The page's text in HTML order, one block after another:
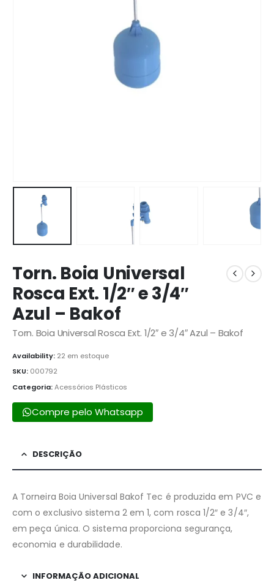
Torn. Boia Universal
Rosca Ext. 1/2″ e 3/4″
Azul – Bakof
Torn. Boia Universal Rosca Ext. 1/2″ e 3/4″ Azul – Bakof
Availability: 22 em estoque
SKU: 000792
Categoria:Acessórios Plásticos
Compre pelo Whatsapp
DESCRIÇÃO
A Torneira Boia Universal Bakof Tec é produzida em PVC e
com o exclusivo sistema 2 em 1, com rosca 1/2″ e 3/4″,
em peça única. O sistema proporciona segurança,
economia e durabilidade.
INFORMAÇÃO ADICIONAL